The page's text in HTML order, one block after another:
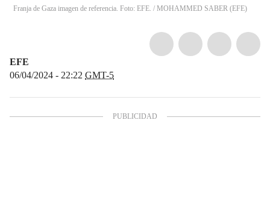
Franja de Gaza imagen de referencia. Foto: EFE. / MOHAMMED SABER (EFE)
EFE
06/04/2024 - 22:22 GMT-5